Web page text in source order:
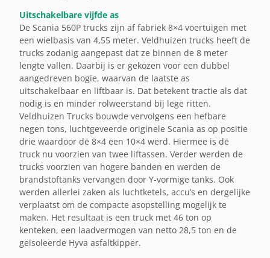
Uitschakelbare vijfde as
De Scania 560P trucks zijn af fabriek 8×4 voertuigen met
een wielbasis van 4,55 meter. Veldhuizen trucks heeft de
trucks zodanig aangepast dat ze binnen de 8 meter
lengte vallen. Daarbij is er gekozen voor een dubbel
aangedreven bogie, waarvan de laatste as
uitschakelbaar en liftbaar is. Dat betekent tractie als dat
nodig is en minder rolweerstand bij lege ritten.
Veldhuizen Trucks bouwde vervolgens een hefbare
negen tons, luchtgeveerde originele Scania as op positie
drie waardoor de 8×4 een 10×4 werd. Hiermee is de
truck nu voorzien van twee liftassen. Verder werden de
trucks voorzien van hogere banden en werden de
brandstoftanks vervangen door Y-vormige tanks. Ook
werden allerlei zaken als luchtketels, accu’s en dergelijke
verplaatst om de compacte asopstelling mogelijk te
maken. Het resultaat is een truck met 46 ton op
kenteken, een laadvermogen van netto 28,5 ton en de
geïsoleerde Hyva asfaltkipper.